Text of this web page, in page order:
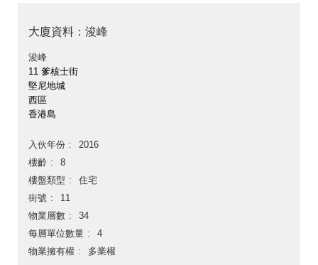
大廈資料：浚峰
浚峰
11 爹核士街
堅尼地城
西區
香港島
入伙年份
2016
樓齡
8
樓盤類型
住宅
街號
11
物業層數
34
每層單位數量
4
物業擁有權
多業權